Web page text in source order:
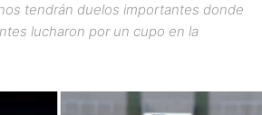
tendrán duelos importantes donde
lucharon por un cupo en la